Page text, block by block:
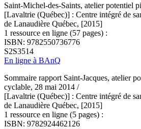
Saint-Michel-des-Saints, atelier potentiel
[Lavaltrie (Québec)] : Centre intégré de
de Lanaudière Québec, [2015]
1 ressource en ligne (57 pages) :
ISBN: 9782550736776
S2S3514
En ligne à BAnQ
Sommaire rapport Saint-Jacques, atelier
cyclable, 28 mai 2014 /
[Lavaltrie (Québec)] : Centre intégré de
de Lanaudière Québec, [2015]
1 ressource en ligne (5 pages) :
ISBN: 9782924462126